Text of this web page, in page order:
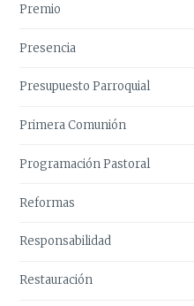
Premio
Presencia
Presupuesto Parroquial
Primera Comunión
Programación Pastoral
Reformas
Responsabilidad
Restauración